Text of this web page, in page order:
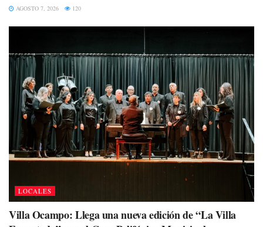
AGOSTO 7, 2026 120
LOCALES
Villa Ocampo: Llega una nueva edición de “La Villa